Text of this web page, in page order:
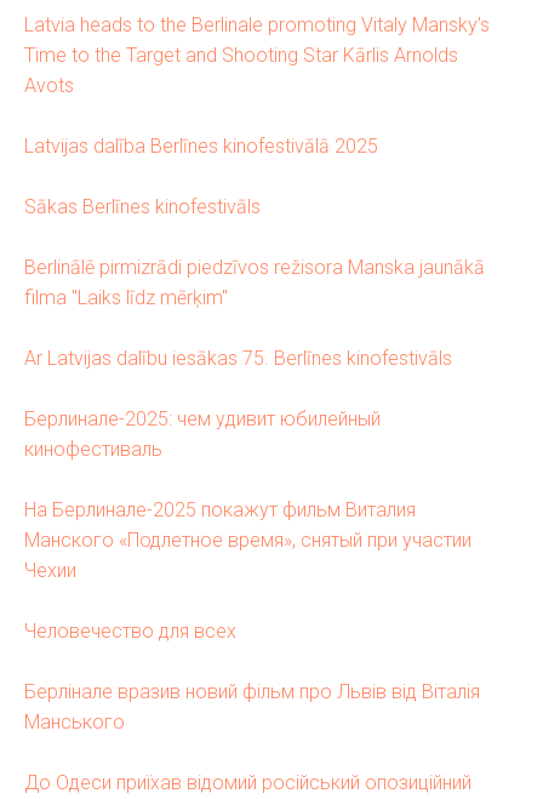
Latvia heads to the Berlinale promoting Vitaly Mansky’s
Time to the Target and Shooting Star Kārlis Arnolds
Avots
Latvijas dalība Berlīnes kinofestivālā 2025
Sākas Berlīnes kinofestivāls
Berlinālē pirmizrādi piedzīvos režisora Manska jaunākā
filma "Laiks līdz mērķim"
Ar Latvijas dalību iesākas 75. Berlīnes kinofestivāls
Берлинале-2025: чем удивит юбилейный
кинофестиваль
На Берлинале-2025 покажут фильм Виталия
Манского «Подлетное время», снятый при участии
Чехии
Человечество для всех
Берлінале вразив новий фільм про Львів від Віталія
Манського
До Одеси приїхав відомий російський опозиційний